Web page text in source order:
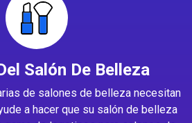
Salón De Belleza
de salones de belleza necesitan
a hacer que su salón de belleza